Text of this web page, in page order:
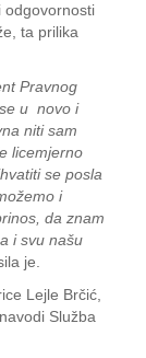
odgovornosti
ta prilika
Pravnog
u novo i
niti sam
licemjerno
se posla
i
da znam
i svu našu
je.
Lejle Brčić,
Služba